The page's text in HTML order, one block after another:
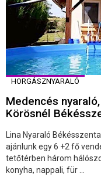
HORGÁSZNYARALÓ
Medencés
Körösnél
Lina Nyaraló
ajánlunk egy 6 +2 fő
tetőtérben három
konyha, nappali, für ...